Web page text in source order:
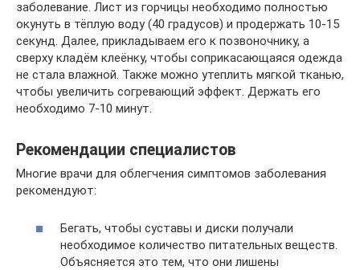
заболевание. Лист из горчицы необходимо полностью
окунуть в тёплую воду (40 градусов) и продержать 10-15
секунд. Далее, прикладываем его к позвоночнику, а
сверху кладём клеёнку, чтобы соприкасающаяся одежда
не стала влажной. Также можно утеплить мягкой тканью,
чтобы увеличить согревающий эффект. Держать его
необходимо 7-10 минут.
Рекомендации специалистов
Многие врачи для облегчения симптомов заболевания
рекомендуют:
Бегать, чтобы суставы и диски получали
необходимое количество питательных веществ.
Объясняется это тем, что они лишены